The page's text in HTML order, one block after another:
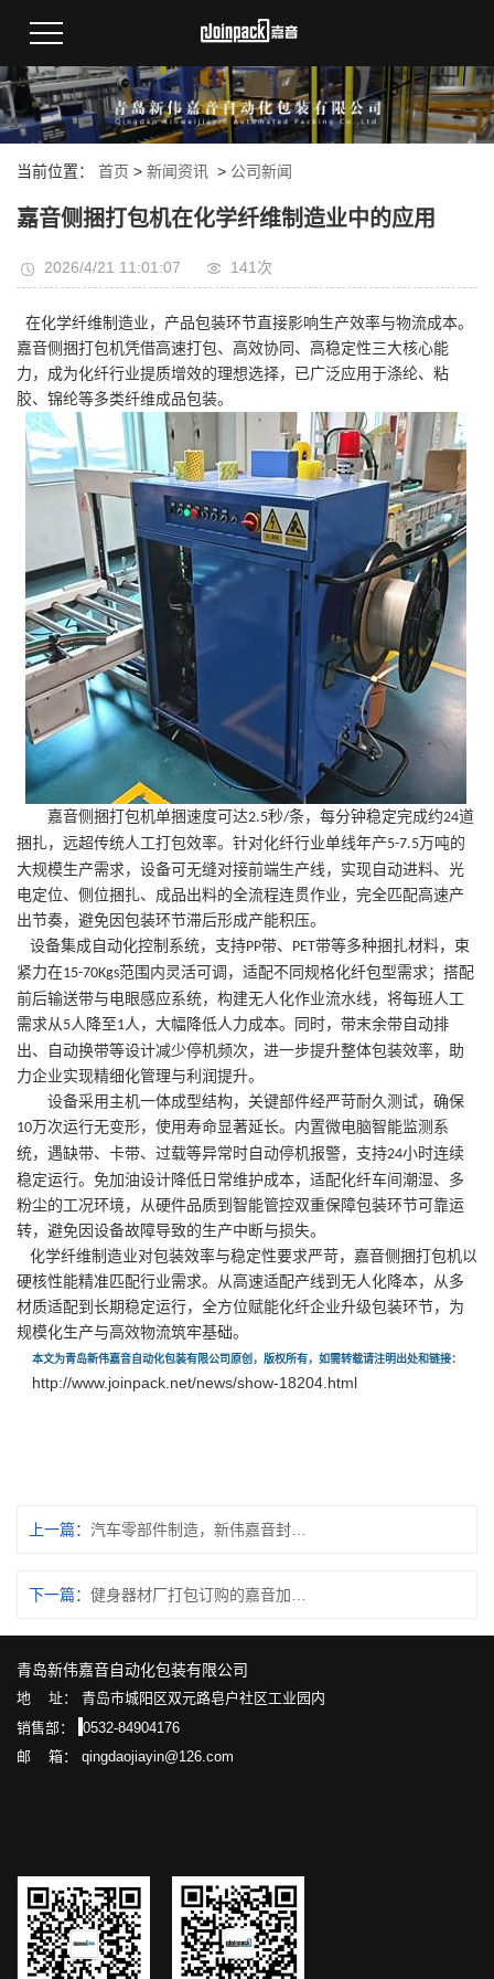
当前位置： 首页 > 新闻资讯 > 公司新闻
嘉音侧捆打包机在化学纤维制造业中的应用
2026/4/21 11:01:07 141次
在化学纤维制造业，产品包装环节直接影响生产效率与物流成本。
嘉音侧捆打包机凭借高速打包、高效协同、高稳定性三大核心能
力，成为化纤行业提质增效的理想选择，已广泛应用于涤纶、粘
胶、锦纶等多类纤维成品包装。
嘉音侧捆打包机单捆速度可达2.5秒/条，每分钟稳定完成约24道
捆扎，远超传统人工打包效率。针对化纤行业单线年产5-7.5万吨的
大规模生产需求，设备可无缝对接前端生产线，实现自动进料、光
电定位、侧位捆扎、成品出料的全流程连贯作业，完全匹配高速产
出节奏，避免因包装环节滞后形成产能积压。
设备集成自动化控制系统，支持PP带、 PET带等多种捆扎材料，束
紧力在15-70Kgs范围内灵活可调，适配不同规格化纤包型需求；搭配
前后输送带与电眼感应系统，构建无人化作业流水线，将每班人工
需求从5人降至1人，大幅降低人力成本。同时，带末余带自动排
出、自动换带等设计减少停机频次，进一步提升整体包装效率，助
力企业实现精细化管理与利润提升。
设备采用主机一体成型结构，关键部件经严苛耐久测试，确保
10万次运行无变形，使用寿命显著延长。内置微电脑智能监测系
统，遇缺带、卡带、过载等异常时自动停机报警，支持24小时连续
稳定运行。免加油设计降低日常维护成本，适配化纤车间潮湿、多
粉尘的工况环境，从硬件品质到智能管控双重保障包装环节可靠运
转，避免因设备故障导致的生产中断与损失。
化学纤维制造业对包装效率与稳定性要求严苛，嘉音侧捆打包机以
硬核性能精准匹配行业需求。从高速适配产线到无人化降本，从多
材质适配到长期稳定运行，全方位赋能化纤企业升级包装环节，为
规模化生产与高效物流筑牢基础。
本文为青岛新伟嘉音自动化包装有限公司原创，版权所有，如需转载请注明出处和链接：
http://www.joinpack.net/news/show-18204.html
上一篇：
下一篇：
青岛新伟嘉音自动化包装有限公司
地 址： 青岛市城阳区双元路皂户社区工业园内
销售部：
0532-84904176
邮 箱： qingdaojiayin@126.com